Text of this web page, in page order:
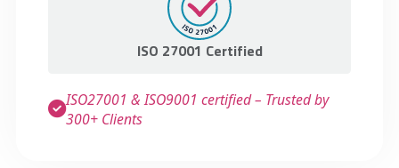
ISO 27001 Certified
ISO27001 & ISO9001 certified – Trusted by
300+ Clients